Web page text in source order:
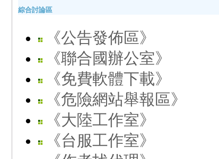
綜合討論區
《公告發佈區》
《聯合國辦公室》
《免費軟體下載》
《危險網站舉報區》
《大陸工作室》
《台服工作室》